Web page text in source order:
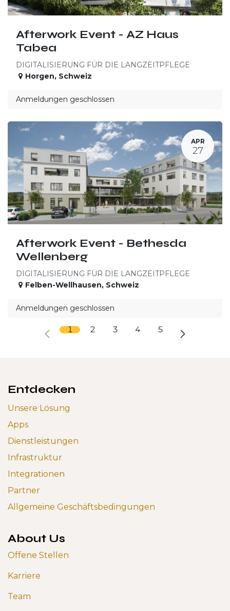
Afterwork Event - AZ Haus
Tabea
DIGITALISIERUNG FÜR DIE LANGZEITPFLEGE
Horgen, Schweiz
Anmeldungen geschlossen
APR
27
Afterwork Event - Bethesda
Wellenberg
DIGITALISIERUNG FÜR DIE LANGZEITPFLEGE
Felben-Wellhausen, Schweiz
Anmeldungen geschlossen
1 2 3 4 5
Entdecken
Unsere Lösung
Apps
Dienstleistungen
Infrastruktur
Integrationen
Partner
Allgemeine Geschäftsbedingungen
About Us
Offene Stellen
Karriere
Team